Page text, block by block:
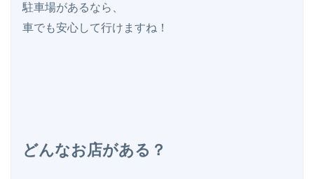
駐車場があるなら、
車でも安心して行けますね！
どんなお店がある？